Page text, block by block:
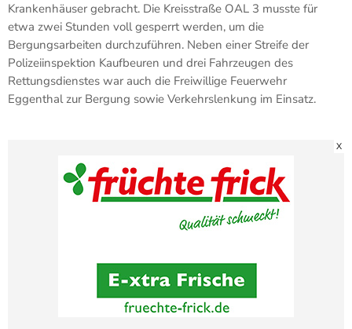
Krankenhäuser gebracht. Die Kreisstraße OAL 3 musste für
etwa zwei Stunden voll gesperrt werden, um die
Bergungsarbeiten durchzuführen. Neben einer Streife der
Polizeiinspektion Kaufbeuren und drei Fahrzeugen des
Rettungsdienstes war auch die Freiwillige Feuerwehr
Eggenthal zur Bergung sowie Verkehrslenkung im Einsatz.
X